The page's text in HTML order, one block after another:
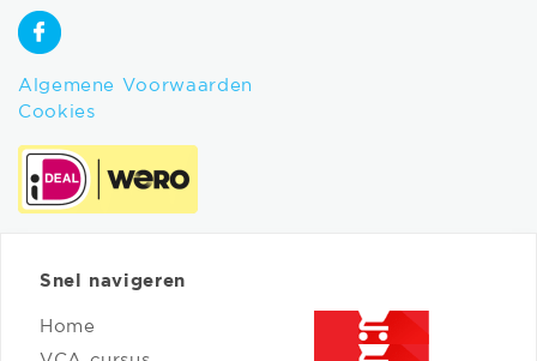
Algemene Voorwaarden
Cookies
Snel navigeren
Home